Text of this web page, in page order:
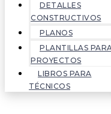
DETALLES
CONSTRUCTIVOS
PLANOS
PLANTILLAS
PROYECTOS
LIBROS PARA
TÉCNICOS